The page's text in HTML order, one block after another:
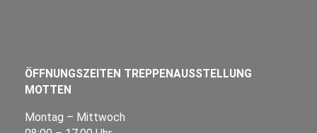
ÖFFNUNGSZEITEN TREPPENAUSSTELLUNG
MOTTEN
Montag – Mittwoch